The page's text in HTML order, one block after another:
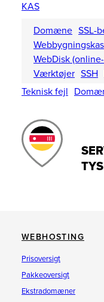
KAS
Domæne SSL-
WebDisk
Værktøjer SSH
Teknisk fejl
WEBHOSTING
Prisoversigt
Pakkeoversigt
Ekstradomæner